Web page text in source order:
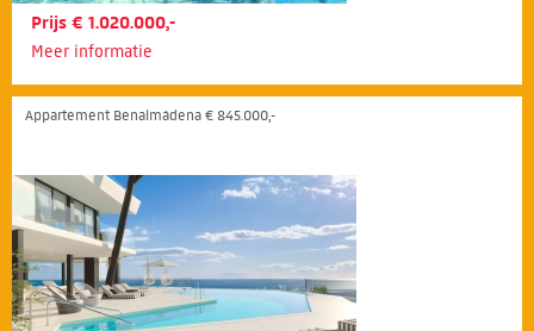
Prijs € 1.020.000,-
Meer informatie
Appartement Benalmádena € 845.000,-